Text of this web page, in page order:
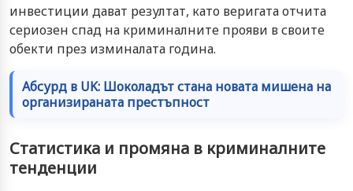
инвестиции дават резултат, като веригата отчита
сериозен спад на криминалните прояви в своите
обекти през изминалата година.
Абсурд в UK: Шоколадът стана новата мишена на
организираната престъпност
Статистика и промяна в криминалните
тенденции